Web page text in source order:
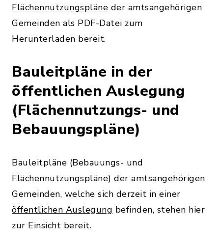
Flächennutzungspläne der amtsangehörigen
Gemeinden als PDF-Datei zum
Herunterladen bereit.
Bauleitpläne in der
öffentlichen Auslegung
(Flächennutzungs- und
Bebauungspläne)
Bauleitpläne (Bebauungs- und
Flächennutzungspläne) der amtsangehörigen
Gemeinden, welche sich derzeit in einer
öffentlichen Auslegung befinden, stehen hier
zur Einsicht bereit.